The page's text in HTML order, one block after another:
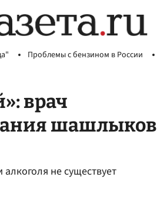
Проблемы с бензином в России
врач
шашлыков
не существует